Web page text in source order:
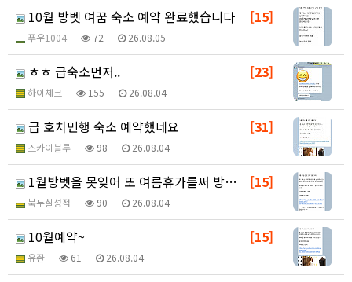
[15]
10월 방벳 여꿈 숙소 예약 완료했습니다
푸우1004 72 26.08.05
[23]
ㅎㅎ 급숙소먼저..
하이체크 155 26.08.04
[31]
급 호치민행 숙소 예약했네요
스카이블루 98 26.08.04
[15]
1월방벳을 못잊어 또 여름휴가를써 방벳합니다!!~~~
북두칠성점 90 26.08.04
[15]
10월예약~
유좐 61 26.08.04